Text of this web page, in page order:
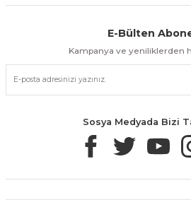
Kolay İade & Değişim
Güvenli Paketleme Taksit / Havale İle
E-Bülten
Kampanya ve yeniliklerden
Sosya Medyada Bizi